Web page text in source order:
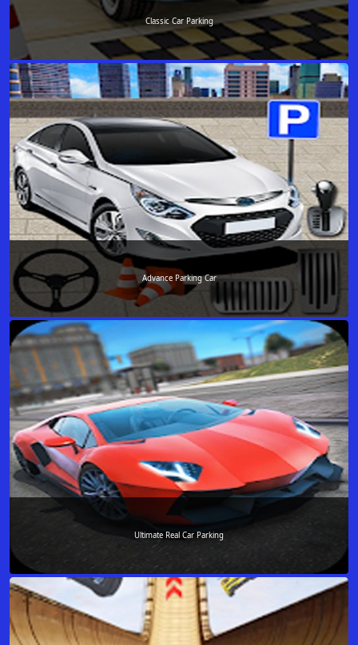
Classic Car Parking
Advance Parking Car
Ultimate Real Car Parking